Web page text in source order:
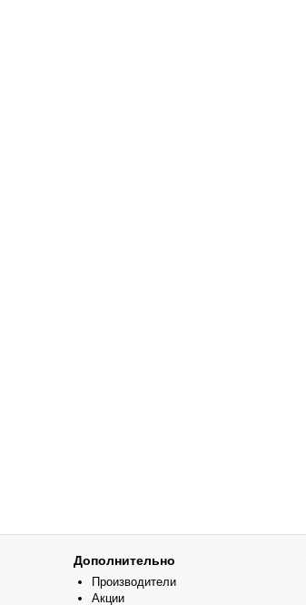
Дополнительно
Производители
Акции